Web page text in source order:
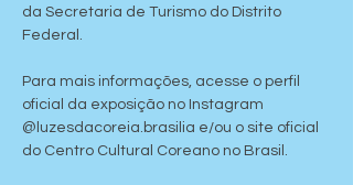
da Secretaria de Turismo do Distrito
Federal.
Para mais informações, acesse o perfil
oficial da exposição no Instagram
@luzesdacoreia.brasilia e/ou o site oficial
do Centro Cultural Coreano no Brasil.